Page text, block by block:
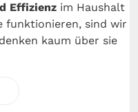
Effizienz im Haushalt
funktionieren, sind wir
kaum über sie